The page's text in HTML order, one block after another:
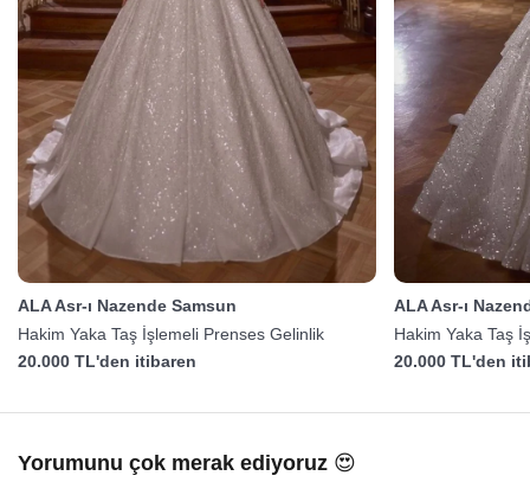
ALA Asr-ı Nazende Samsun
Hakim Yaka Taş İşlemeli Prenses Gelinlik
20.000 TL'den itibaren
ALA Asr-ı
Hakim Yaka Taş
20.000 TL'den
Yorumunu çok merak ediyoruz 😍